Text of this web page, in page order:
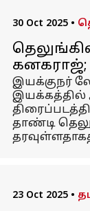
30 Oct 2025 •
இயக்குநர்
இயக்கத்தில்
தாண்டி
23 Oct 2025 •